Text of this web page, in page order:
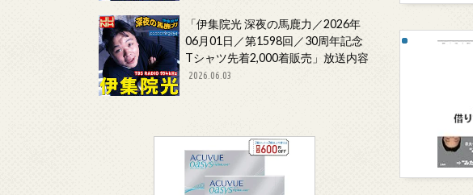
「伊集院光 深夜の馬鹿力／2026年
06月01日／第1598回／30周年記念
Tシャツ先着2,000着販売」放送内容
2026.06.03